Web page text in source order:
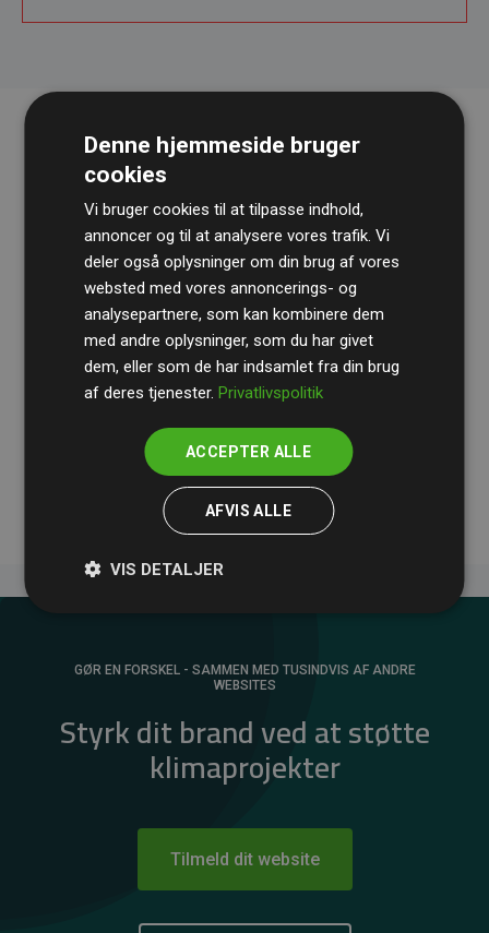
RevisionshusetBDOgennemgår løbende vores
beregninger og metode for at sikre gennemsigtighed
og pålidelighed.
Deres revision dokumenterer, at vores investeringer i
medlemmernes websites estimerede CO₂-
GØR EN FORSKEL - SAMMEN MED TUSINDVIS AF ANDRE
WEBSITES
Styrk dit brand ved at støtte
klimaprojekter
Tilmeld dit website
Denne hjemmeside bruger
cookies
Vi bruger cookies til at tilpasse indhold,
annoncer og til at analysere vores trafik. Vi
deler også oplysninger om din brug af vores
websted med vores annoncerings- og
analysepartnere, som kan kombinere dem
med andre oplysninger, som du har givet
dem, eller som de har indsamlet fra din brug
af deres tjenester.Privatlivspolitik
ACCEPTER ALLE
AFVIS ALLE
VIS DETALJER